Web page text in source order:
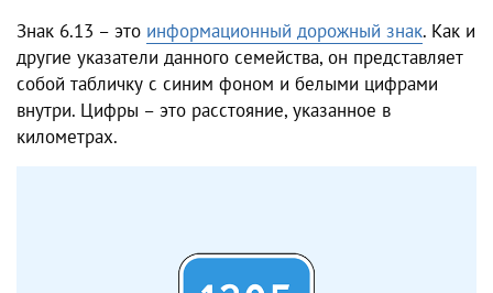
Знак 6.13 – это информационный дорожный знак. Как и
другие указатели данного семейства, он представляет
собой табличку с синим фоном и белыми цифрами
внутри. Цифры – это расстояние, указанное в
километрах.